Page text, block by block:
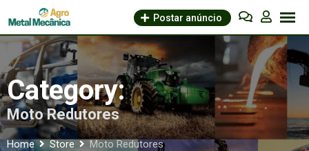
to
content
Postar anúncio
Category:
Moto Redutores
Home Store Moto Redutores